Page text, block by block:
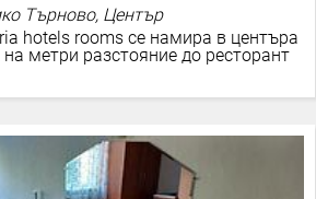
Търново, Център
hotels rooms се намира в центъра
метри разстояние до ресторант